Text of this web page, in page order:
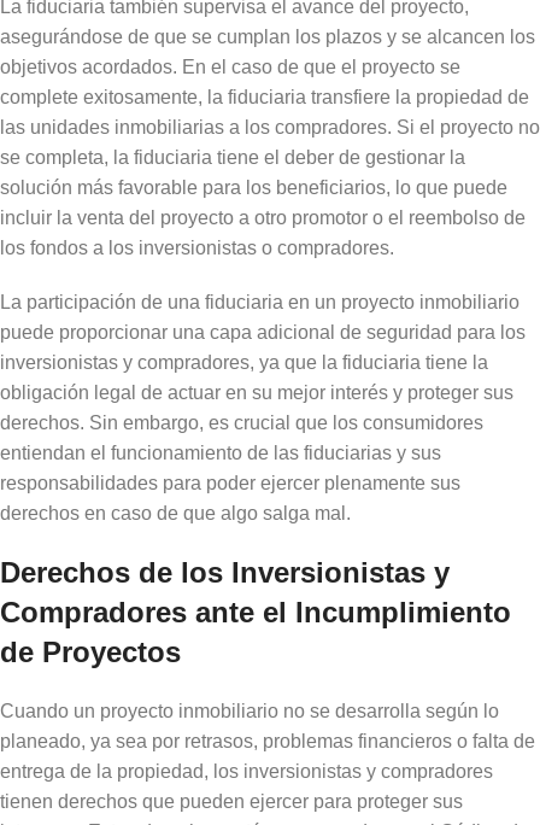
La fiduciaria también supervisa el avance del proyecto,
asegurándose de que se cumplan los plazos y se alcancen los
objetivos acordados. En el caso de que el proyecto se
complete exitosamente, la fiduciaria transfiere la propiedad de
las unidades inmobiliarias a los compradores. Si el proyecto no
se completa, la fiduciaria tiene el deber de gestionar la
solución más favorable para los beneficiarios, lo que puede
incluir la venta del proyecto a otro promotor o el reembolso de
los fondos a los inversionistas o compradores.
La participación de una fiduciaria en un proyecto inmobiliario
puede proporcionar una capa adicional de seguridad para los
inversionistas y compradores, ya que la fiduciaria tiene la
obligación legal de actuar en su mejor interés y proteger sus
derechos. Sin embargo, es crucial que los consumidores
entiendan el funcionamiento de las fiduciarias y sus
responsabilidades para poder ejercer plenamente sus
derechos en caso de que algo salga mal.
Derechos de los Inversionistas y
Compradores ante el Incumplimiento
de Proyectos
Cuando un proyecto inmobiliario no se desarrolla según lo
planeado, ya sea por retrasos, problemas financieros o falta de
entrega de la propiedad, los inversionistas y compradores
tienen derechos que pueden ejercer para proteger sus